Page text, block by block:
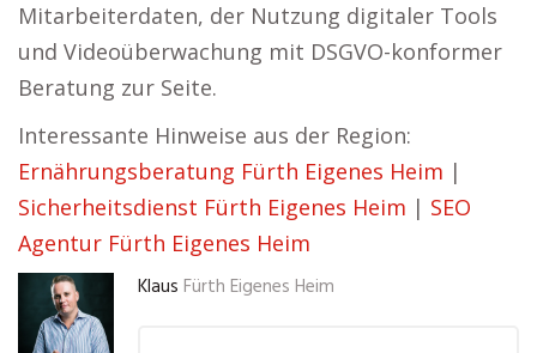
Mitarbeiterdaten, der Nutzung digitaler Tools
und Videoüberwachung mit DSGVO-konformer
Beratung zur Seite.
Interessante Hinweise aus der Region:
Ernährungsberatung Fürth Eigenes Heim |
Sicherheitsdienst Fürth Eigenes Heim | SEO
Agentur Fürth Eigenes Heim
Klaus Fürth Eigenes Heim